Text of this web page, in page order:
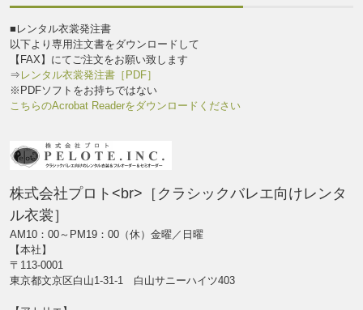
■レンタル衣裳発注書
以下より専用注文書をダウンロードして
【FAX】にてご注文をお願い致します
⇒ レンタル衣裳発注書［PDF］
※PDFソフトをお持ちではない
こちらのAcrobat Readerをダウンロードください
株式会社プロト<br>［クラシックバレエ向けレンタ
ル衣裳］
AM10：00～PM19：00（休）金曜／日曜
【本社】
〒113-0001
東京都文京区白山1-31-1 白山サニーハイツ403